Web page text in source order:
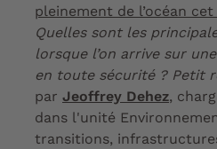
pleinement de l’océan cet
Quelles sont les
lorsque l’on arrive sur
en toute sécurité ? Petit
par Jeoffrey Dehez,
dans l'unité
transitions,